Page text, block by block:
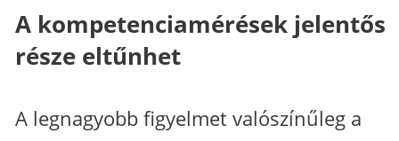
A kompetenciamérések jelentős
része eltűnhet
A legnagyobb figyelmet valószínűleg a